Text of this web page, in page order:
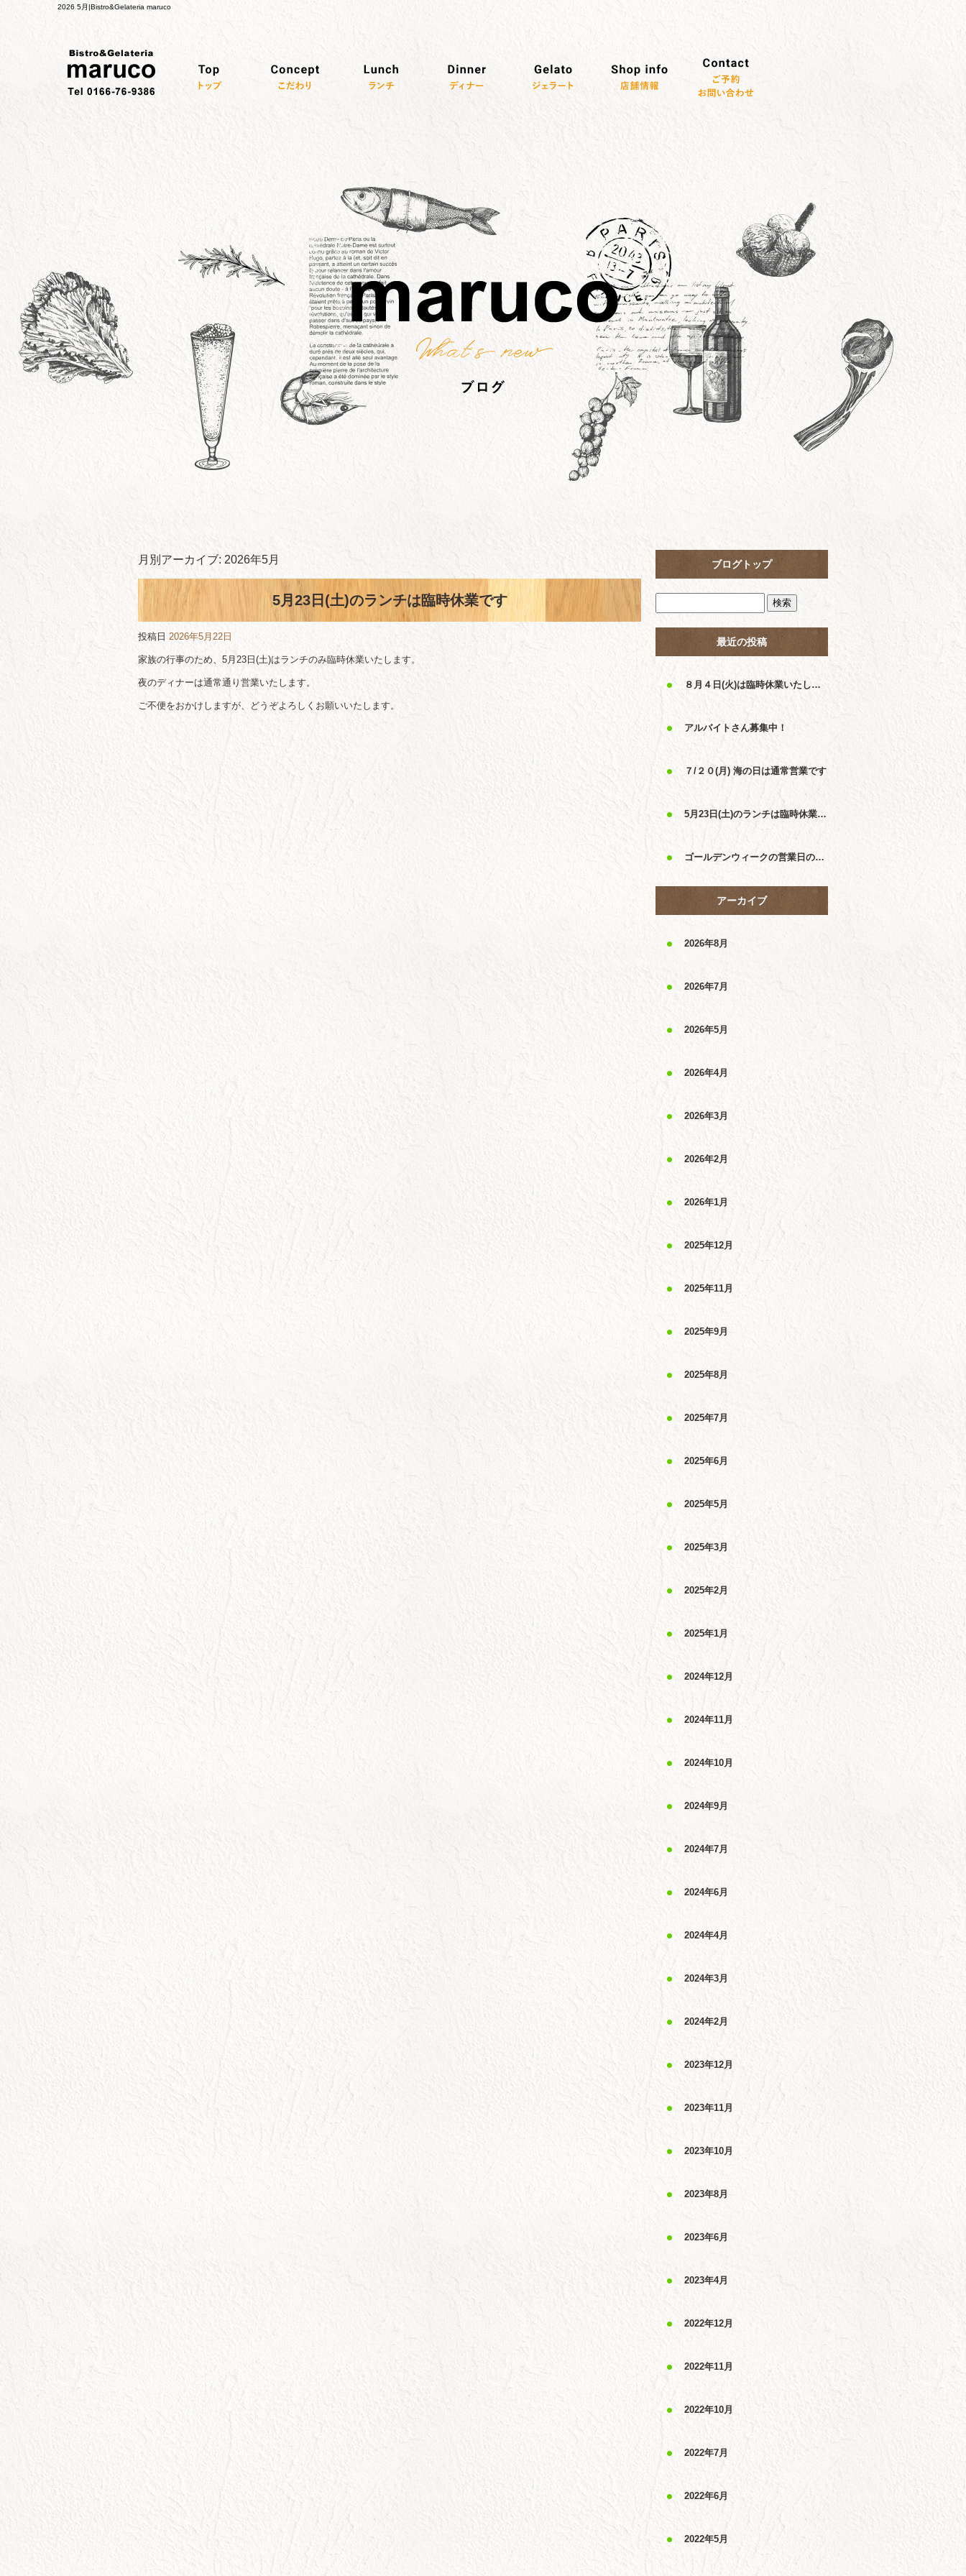
2026 5月|Bistro&Gelateria maruco
月別アーカイブ: 2026年5月
5月23日(土)のランチは臨時休業です
投稿日 2026年5月22日
家族の行事のため、5月23日(土)はランチのみ臨時休業いたします。
夜のディナーは通常通り営業いたします。
ご不便をおかけしますが、どうぞよろしくお願いいたします。
ブログトップ
最近の投稿
８月４日(火)は臨時休業いたします
アルバイトさん募集中！
７/２０(月) 海の日は通常営業です
5月23日(土)のランチは臨時休業です
ゴールデンウィークの営業日のおしらせ
アーカイブ
2026年8月
2026年7月
2026年5月
2026年4月
2026年3月
2026年2月
2026年1月
2025年12月
2025年11月
2025年9月
2025年8月
2025年7月
2025年6月
2025年5月
2025年3月
2025年2月
2025年1月
2024年12月
2024年11月
2024年10月
2024年9月
2024年7月
2024年6月
2024年4月
2024年3月
2024年2月
2023年12月
2023年11月
2023年10月
2023年8月
2023年6月
2023年4月
2022年12月
2022年11月
2022年10月
2022年7月
2022年6月
2022年5月